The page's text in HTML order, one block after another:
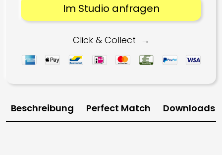
Im Studio anfragen
Click & Collect
Beschreibung Perfect Match Downloads